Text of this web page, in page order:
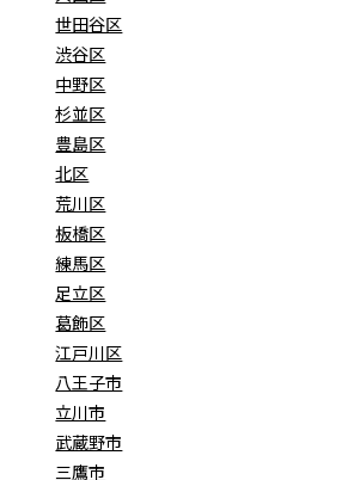
世田谷区
渋谷区
中野区
杉並区
豊島区
北区
荒川区
板橋区
練馬区
足立区
葛飾区
江戸川区
八王子市
立川市
武蔵野市
三鷹市